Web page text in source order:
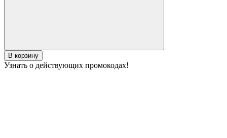
В корзину
Узнать о действующих промокодах!